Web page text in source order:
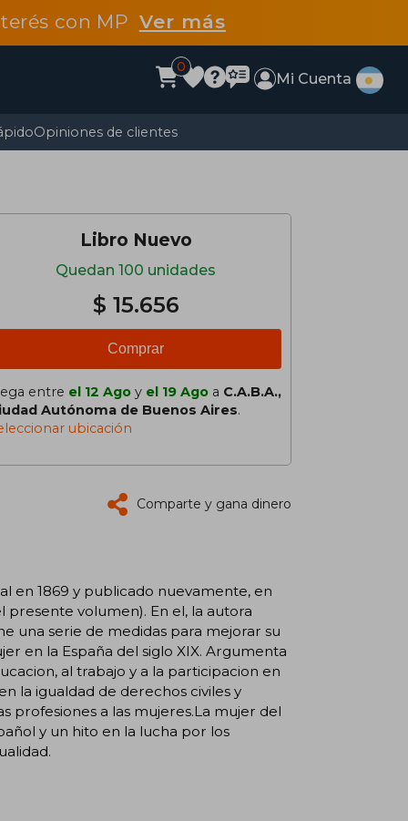
con MP Ver más
0
Mi Cuenta
Opiniones de clientes
Libro Nuevo
Quedan 100 unidades
$ 15.656
Comprar
entre el 12 Ago y el 19 Ago a C.A.B.A.,
Autónoma de Buenos Aires.
ubicación
Comparte y gana dinero
en 1869 y publicado nuevamente, en
volumen). En el, la autora
una serie de medidas para mejorar su
en la España del siglo XIX. Argumenta
al trabajo y a la participacion en
la igualdad de derechos civiles y
profesiones a las mujeres.La mujer del
y un hito en la lucha por los